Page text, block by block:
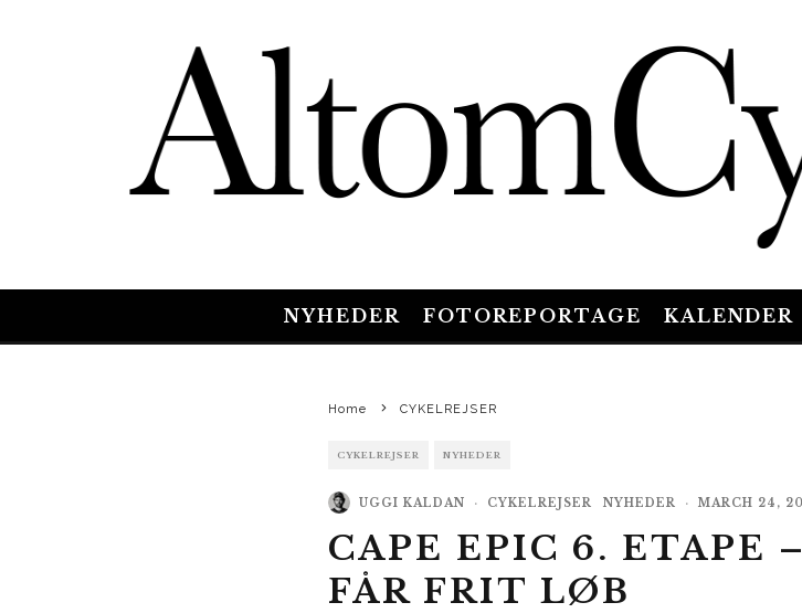
NYHEDER FOTOREPORTAGE KALENDER
Home CYKELREJSER
CYKELREJSER NYHEDER
UGGI KALDAN · CYKELREJSER NYHEDER · MARCH 24,
CAPE EPIC 6. ETAPE
FÅR FRIT LØB